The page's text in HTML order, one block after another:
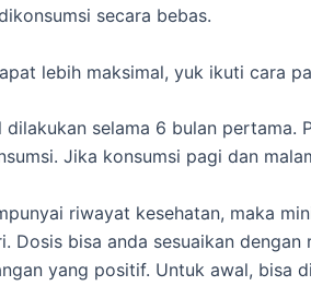
secara bebas.
lebih maksimal, yuk ikuti cara
dilakukan selama 6 bulan pertama.
Jika konsumsi pagi dan
riwayat kesehatan, maka
Dosis bisa anda sesuaikan
yang positif. Untuk awal, bisa